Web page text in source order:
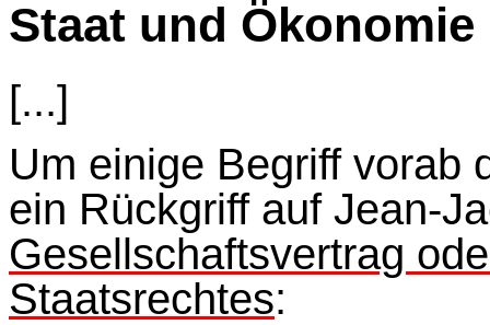
Staat und Ökonomie
[...]
Um einige Begriff vorab
ein Rückgriff auf Jean-
Gesellschaftsvertrag
Staatsrechtes: